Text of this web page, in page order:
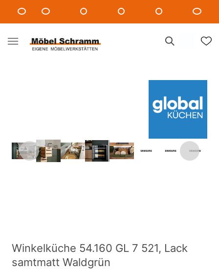
Winkelküche 54.160 GL 7 521, Lack
samtmatt Waldgrün